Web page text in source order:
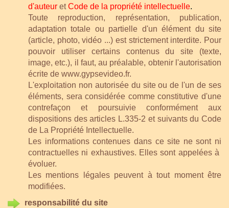
d'auteur etCode de la propriété intellectuelle.
Toute reproduction, représentation, publication,
adaptation totale ou partielle d'un élément du site
(article, photo, vidéo ...) est strictement interdite. Pour
pouvoir utiliser certains contenus du site (texte,
image, etc.), il faut, au préalable, obtenir l'autorisation
écrite de www.gypsevideo.fr.
L'exploitation non autorisée du site ou de l'un de ses
éléments, sera considérée comme constitutive d'une
contrefaçon et poursuivie conformément aux
dispositions des articles L.335-2 et suivants du Code
de La Propriété Intellectuelle.
Les informations contenues dans ce site ne sont ni
contractuelles ni exhaustives. Elles sont appelées à
évoluer.
Les mentions légales peuvent à tout moment être
modifiées.
responsabilité du site